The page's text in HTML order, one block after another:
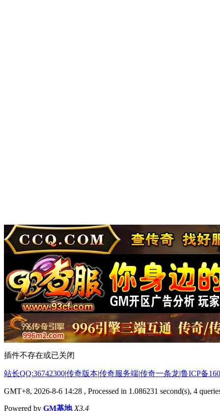
插件不存在或已关闭
站长QQ:36742300|传奇版本|传奇服务端|传奇一条龙|鲁ICP备
GMT+8, 2026-8-6 14:28 , Processed in 1.086231 second(s), 4
Powered by GM基地 X3.4